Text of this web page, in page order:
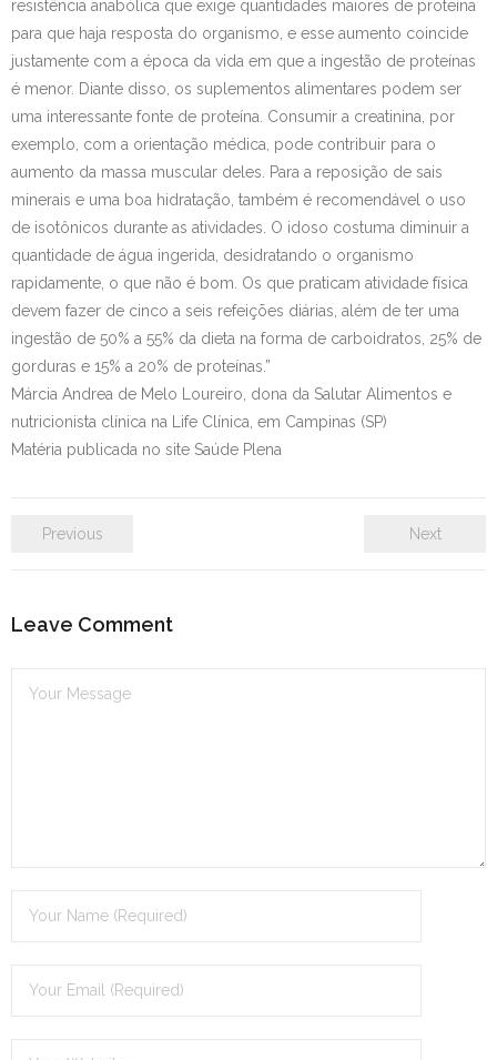
resistência anabólica que exige quantidades maiores de proteína
para que haja resposta do organismo, e esse aumento coincide
justamente com a época da vida em que a ingestão de proteínas
é menor. Diante disso, os suplementos alimentares podem ser
uma interessante fonte de proteína. Consumir a creatinina, por
exemplo, com a orientação médica, pode contribuir para o
aumento da massa muscular deles. Para a reposição de sais
minerais e uma boa hidratação, também é recomendável o uso
de isotônicos durante as atividades. O idoso costuma diminuir a
quantidade de água ingerida, desidratando o organismo
rapidamente, o que não é bom. Os que praticam atividade física
devem fazer de cinco a seis refeições diárias, além de ter uma
ingestão de 50% a 55% da dieta na forma de carboidratos, 25% de
gorduras e 15% a 20% de proteínas.”
Márcia Andrea de Melo Loureiro, dona da Salutar Alimentos e
nutricionista clínica na Life Clínica, em Campinas (SP)
Matéria publicada no site Saúde Plena
Previous Next
Leave Comment